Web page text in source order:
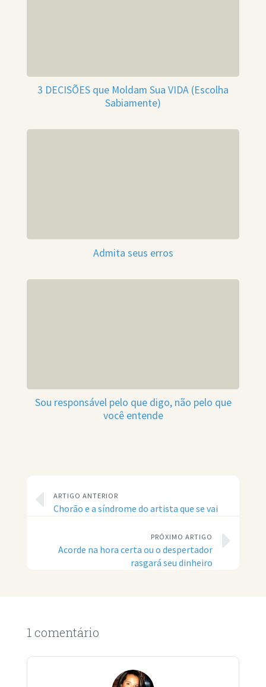
3 DECISÕES que Moldam Sua VIDA (Escolha
Sabiamente)
Admita seus erros
Sou responsável pelo que digo, não pelo que
você entende
ARTIGO ANTERIOR
Chorão e a síndrome do artista que se vai
PRÓXIMO ARTIGO
Acorde na hora certa ou o despertador
rasgará seu dinheiro
1 comentário